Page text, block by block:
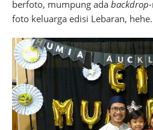
berfoto, mumpung ada backdrop
foto keluarga edisi Lebaran, hehe.